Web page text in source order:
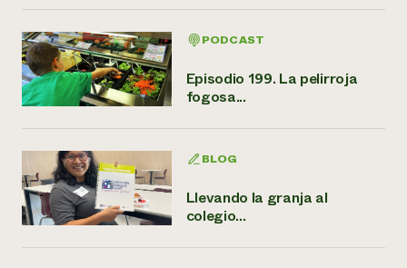
PODCAST
Episodio 199. La pelirroja
fogosa...
BLOG
Llevando la granja al
colegio...